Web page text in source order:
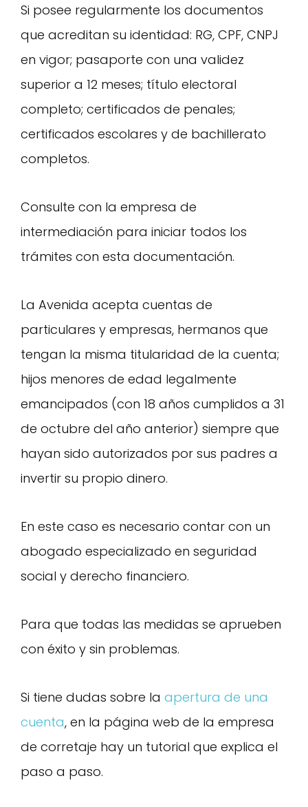
Si posee regularmente los documentos
que acreditan su identidad: RG, CPF, CNPJ
en vigor; pasaporte con una validez
superior a 12 meses; título electoral
completo; certificados de penales;
certificados escolares y de bachillerato
completos.
Consulte con la empresa de
intermediación para iniciar todos los
trámites con esta documentación.
La Avenida acepta cuentas de
particulares y empresas, hermanos que
tengan la misma titularidad de la cuenta;
hijos menores de edad legalmente
emancipados (con 18 años cumplidos a 31
de octubre del año anterior) siempre que
hayan sido autorizados por sus padres a
invertir su propio dinero.
En este caso es necesario contar con un
abogado especializado en seguridad
social y derecho financiero.
Para que todas las medidas se aprueben
con éxito y sin problemas.
Si tiene dudas sobre la apertura de una
cuenta, en la página web de la empresa
de corretaje hay un tutorial que explica el
paso a paso.